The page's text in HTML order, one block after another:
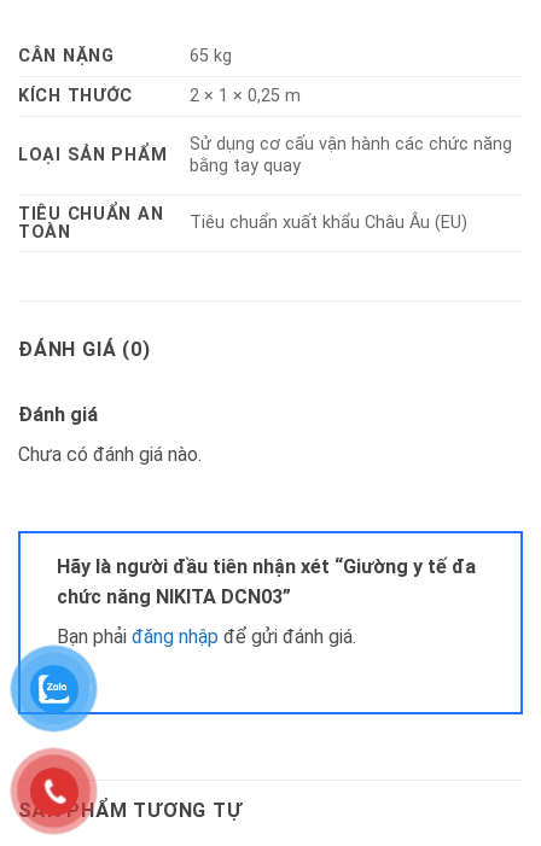
CÂN NẶNG
65 kg
KÍCH THƯỚC
2 × 1 × 0,25 m
LOẠI SẢN PHẨM
Sử dụng cơ cấu vận hành các chức năng
bằng tay quay
TIÊU CHUẨN AN
TOÀN
Tiêu chuẩn xuất khẩu Châu Âu (EU)
ĐÁNH GIÁ (0)
Đánh giá
Chưa có đánh giá nào.
Hãy là người đầu tiên nhận xét “Giường y tế đa
chức năng NIKITA DCN03”
Bạn phải đăng nhập để gửi đánh giá.
SẢN PHẨM TƯƠNG TỰ